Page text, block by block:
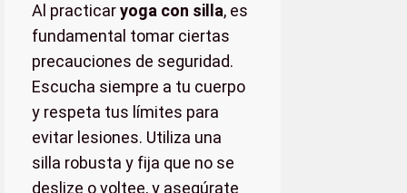
Al practicaryoga con silla, es
fundamental tomar ciertas
precauciones de seguridad.
Escucha siempre a tu cuerpo
y respeta tus límites para
evitar lesiones. Utiliza una
silla robusta y fija que no se
deslize o voltee, y asegúrate